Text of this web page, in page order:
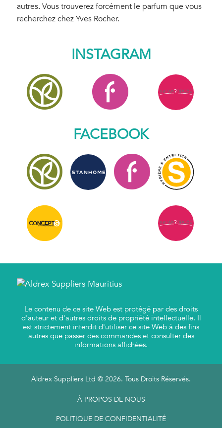
autres. Vous trouverez forcément le parfum que vous
recherchez chez Yves Rocher.
INSTAGRAM
FACEBOOK
Le contenu de ce site Web est protégé par des droits
d'auteur et d'autres droits de propriété intellectuelle. Il
est strictement interdit d'utiliser ce site Web à des fins
autres que passer des commandes et consulter des
informations affichées.
Aldrex Suppliers Ltd © 2026. Tous Droits Réservés.
À PROPOS DE NOUS
POLITIQUE DE CONFIDENTIALITÉ